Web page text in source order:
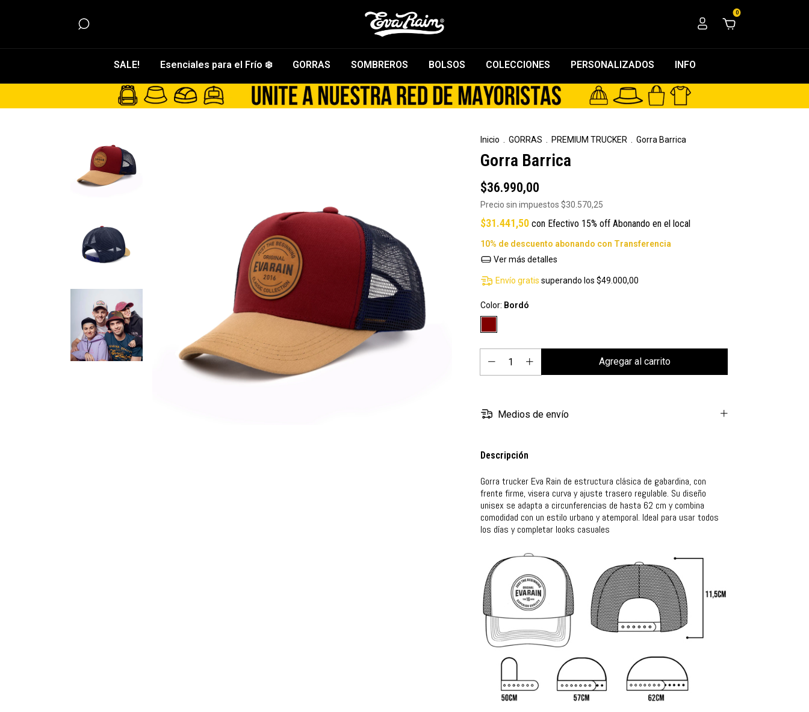
0
SALE! Esenciales para el Frío ❄️ GORRAS SOMBREROS BOLSOS COLECCIONES PERSONALIZADOS INFO
Inicio GORRAS PREMIUM TRUCKER Gorra Barrica
Gorra Barrica
$36.990,00
Precio sin impuestos $30.570,25
$31.441,50 con Efectivo 15% off Abonando en el local
Ver más detalles
Envío gratis superando los$49.000,00
Color: Bordó
Medios de envío
Descripción
Gorra trucker Eva Rain de estructura clásica de gabardina, con
frente firme, visera curva y ajuste trasero regulable. Su diseño
unisex se adapta a circunferencias de hasta 62 cm y combina
comodidad con un estilo urbano y atemporal. Ideal para usar todos
los días y completar looks casuales